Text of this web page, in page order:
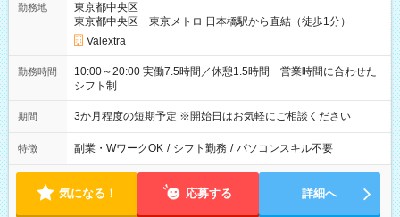
勤務地
東京都中央区
東京都中央区 東京メトロ 日本橋駅から直結（徒歩1分）
Valextra
勤務時間
10:00～20:00 実働7.5時間／休憩1.5時間 営業時間に合わせた
シフト制
期間 3か月程度の短期予定 ※開始日はお気軽にご相談ください
特徴 副業・WワークOK / シフト勤務 / パソコンスキル不要
気になる！ 応募する 詳細へ